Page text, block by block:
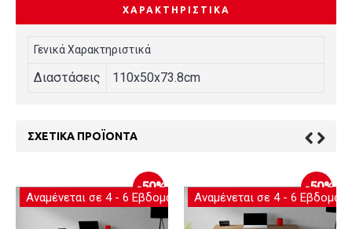
ΧΑΡΑΚΤΗΡΙΣΤΙΚΆ
Γενικά Χαρακτηριστικά
Διαστάσεις 110x50x73.8cm
ΣΧΕΤΙΚΆ ΠΡΟΪΌΝΤΑ
-50%
Αναμένεται σε 4 - 6 Εβδομάδες
-50%
Αναμένεται σε 4 - 6